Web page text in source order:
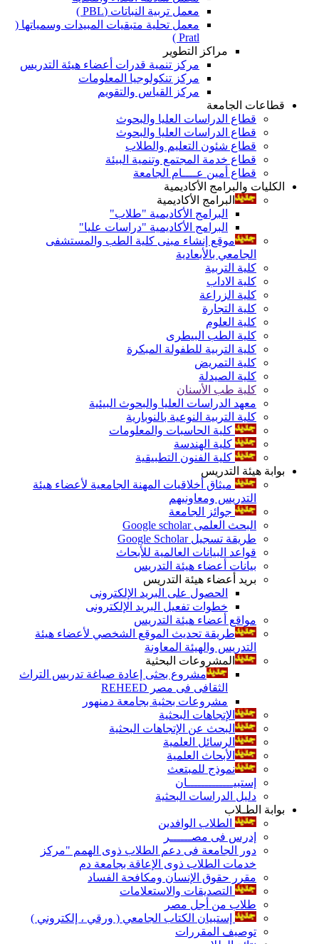
معمل تربية النباتات (PBL )
معمل تحلية متبقيات المبيدات وسمياتها (
Pratl )
مراكز التطوير
مركز تنمية قدرات أعضاء هيئة التدريس
مركز تنكولوجيا المعلومات
مركز القياس والتقويم
قطاعات الجامعة
قطاع الدراسات العليا والبحوث
قطاع الدراسات العليا والبحوث
قطاع شئون التعليم والطلاب
قطاع خدمة المجتمع وتنمية البيئة
قطاع أمين عــــام الجامعة
الكليات والبرامج الأكاديمية
البرامج الأكاديمية
البرامج الأكاديمية "طلاب"
البرامج الأكاديمية "دراسات عليا"
موقع إنشاء مبنى كلية الطب والمستشفى
الجامعي بالأبعادية
كلية التربية
كلية الاداب
كلية الزراعة
كلية التجارة
كلية العلوم
كلية الطب البيطرى
كلية التربية للطفولة المبكرة
كلية التمريض
كلية الصيدلة
كلية طب الأسنان
معهد الدراسات العليا والبحوث البيئية
كلية التربية النوعية بالنوبارية
كلية الحاسبات والمعلومات
كلية الهندسة
كلية الفنون التطبيقية
بوابة هيئة التدريس
ميثاق أخلاقيات المهنة الجامعية لأعضاء هيئة
التدريس ومعاونيهم
جوائز الجامعة
البحث العلمى Google scholar
طريقة تسجيل Google Scholar
قواعد البيانات العالمية للأبحاث
بيانات أعضاء هيئة التدريس
بريد أعضاء هيئة التدريس
الحصول على البريد الإلكترونى
خطوات تفعيل البريد الإلكترونى
مواقع أعضاء هيئة التدريس
طريقة تحديث الموقع الشخصي لأعضاء هيئة
التدريس والهيئة المعاونة
المشروعات البحثية
مشروع بحثى إعادة صياغة تدريس التراث
الثقافى فى مصر REHEED
مشروعات بحثية بجامعة دمنهور
الإتجاهات البحثية
البحث عن الإتجاهات البحثية
الرسائل العلمية
الأبحاث العلمية
نموذج للمبتعث
إستبيـــــــــــــان
دليل الدراسات البحثية
بوابة الطـلاب
الطلاب الوافدين
إدرس فى مصــــــر
دور الجامعة فى دعم الطلاب ذوى الهمم "مركز
خدمات الطلاب ذوى الإعاقة بجامعة دم
مقرر حقوق الإنسان ومكافحة الفساد
التصديقات والاستعلامات
طلاب من أجل مصر
إستبيان الكتاب الجامعي ( ورقي ، إلكتروني )
توصيف المقررات